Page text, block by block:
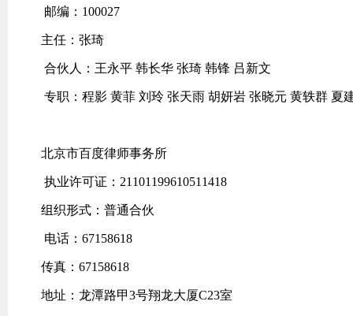
邮编：100027
主任：张琦
合伙人：王永平 韩长华 张琦 韩锋 吕新文
专职：程影 黄菲 刘玲 张天雨 胡妍岩 张晓元 黄轶群 夏
北京市百度律师事务所
执业许可证：21101199610511418
组织形式：普通合伙
电话：67158618
传真：67158618
地址：龙潭路甲3号翔龙大厦C23室